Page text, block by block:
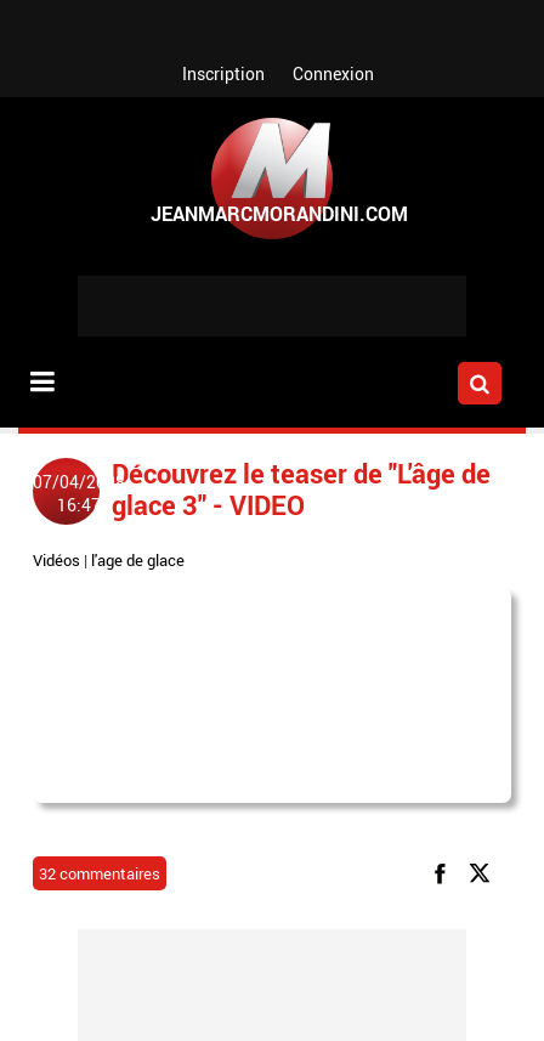
Inscription Connexion
07/04/2008
16:47
Découvrez le teaser de "L'âge de
glace 3" - VIDEO
Vidéos | l'age de glace
32 commentaires